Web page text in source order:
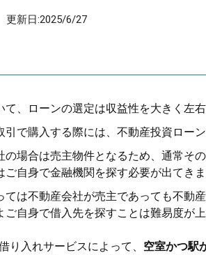
更新日:2025/6/27
て、ローンの選定は収益性を大きく左
引で購入する際には、不動産投資ロー
の場合は売主物件となるため、通常そ
ご自身で金融機関を探す必要が出てきま
ては不動産会社が売主であっても不動
ご自身で借入先を探すことは難易度が上
り入れサービスによって、 空室かつ駅